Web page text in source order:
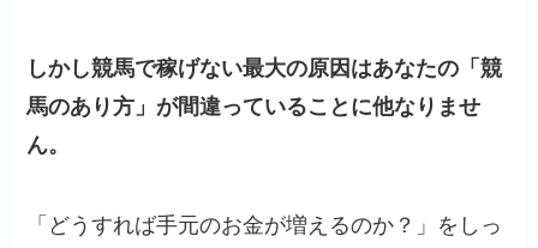
しかし競馬で稼げない最大の原因はあなたの「競
馬のあり方」が間違っていることに他なりませ
ん。
「どうすれば手元のお金が増えるのか？」をしっ